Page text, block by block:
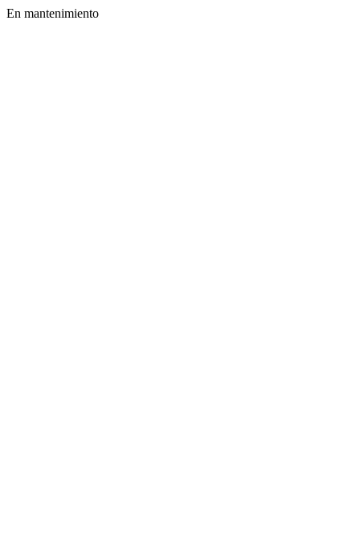
En mantenimiento